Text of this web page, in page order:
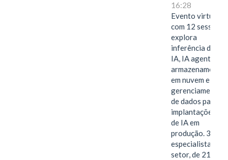
16:28
Evento virtual
com 12 sessões
explora
inferência de
IA, IA agentiva,
armazenamento
em nuvem e
gerenciamento
de dados para
implantações
de IA em
produção. 38
especialistas do
setor, de 21